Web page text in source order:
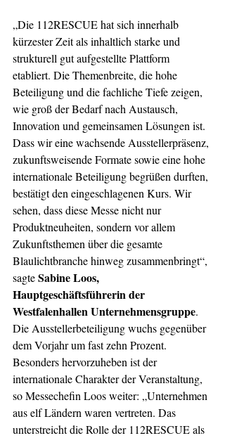
„Die 112RESCUE hat sich innerhalb
kürzester Zeit als inhaltlich starke und
strukturell gut aufgestellte Plattform
etabliert. Die Themenbreite, die hohe
Beteiligung und die fachliche Tiefe zeigen,
wie groß der Bedarf nach Austausch,
Innovation und gemeinsamen Lösungen ist.
Dass wir eine wachsende Ausstellerpräsenz,
zukunftsweisende Formate sowie eine hohe
internationale Beteiligung begrüßen durften,
bestätigt den eingeschlagenen Kurs. Wir
sehen, dass diese Messe nicht nur
Produktneuheiten, sondern vor allem
Zukunftsthemen über die gesamte
Blaulichtbranche hinweg zusammenbringt“,
sagte Sabine Loos,
Hauptgeschäftsführerin der
Westfalenhallen Unternehmensgruppe.
Die Ausstellerbeteiligung wuchs gegenüber
dem Vorjahr um fast zehn Prozent.
Besonders hervorzuheben ist der
internationale Charakter der Veranstaltung,
so Messechefin Loos weiter: „Unternehmen
aus elf Ländern waren vertreten. Das
unterstreicht die Rolle der 112RESCUE als